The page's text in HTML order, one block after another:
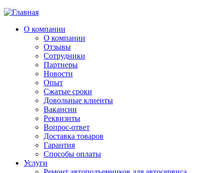
О компании
О компании
Отзывы
Сотрудники
Партнеры
Новости
Опыт
Сжатые сроки
Довольные клиенты
Вакансии
Реквизиты
Вопрос-ответ
Доставка товаров
Гарантия
Способы оплаты
Услуги